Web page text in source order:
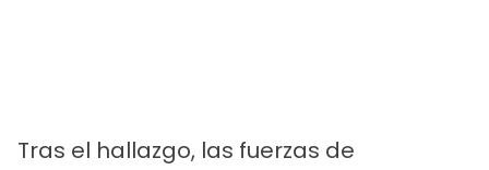
Tras el hallazgo, las fuerzas de